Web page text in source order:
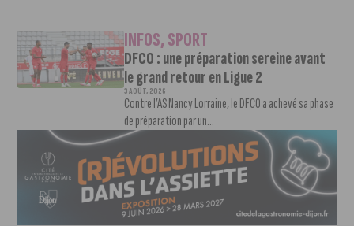
INFOS,SPORT
DFCO : une préparation sereine avant
le grand retour en Ligue 2
3 AOÛT, 2026
Contre l’AS Nancy Lorraine, le DFCO a achevé sa phase
de préparation par un...